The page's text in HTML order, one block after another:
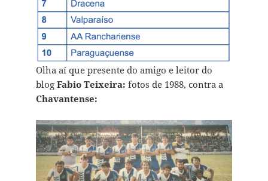
Olha aí que presente do amigo e leitor do
blog Fabio Teixeira: fotos de 1988, contra a
Chavantense: